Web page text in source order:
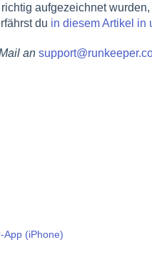
aufgezeichnet
du in diesem Artikel in
an
App (iPhone)